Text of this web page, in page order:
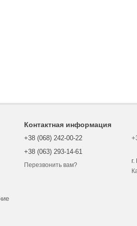
Контактная информация
+38 (068) 242-00-22
+38 (063) 293-14-61
Перезвонить вам?